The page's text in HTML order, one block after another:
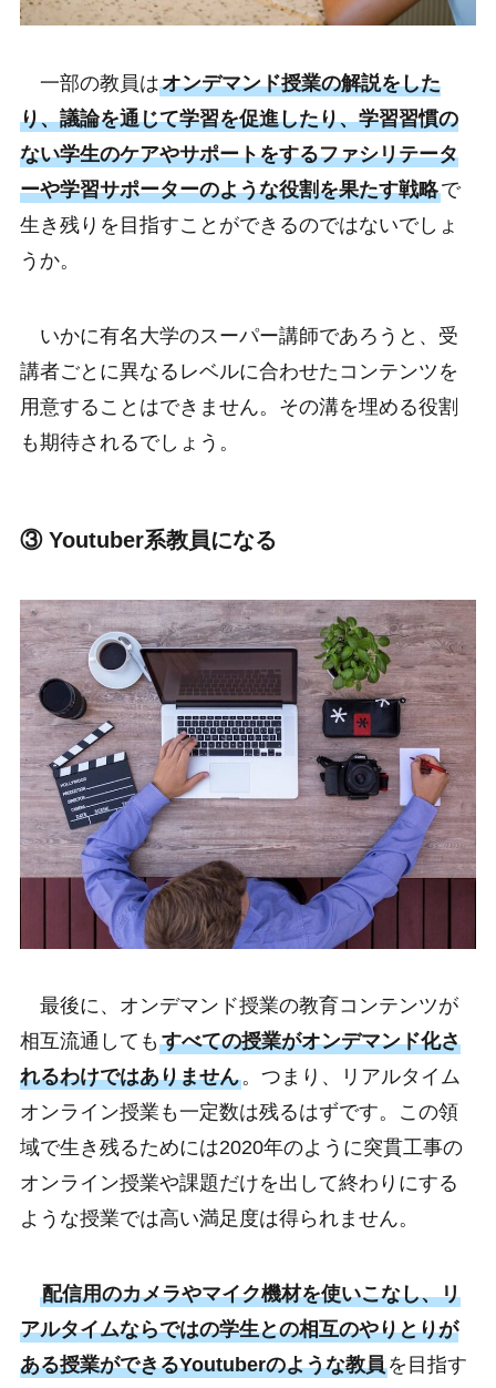
一部の教員はオンデマンド授業の解説をした
り、議論を通じて学習を促進したり、学習習慣の
ない学生のケアやサポートをするファシリテータ
ーや学習サポーターのような役割を果たす戦略で
生き残りを目指すことができるのではないでしょ
うか。
いかに有名大学のスーパー講師であろうと、受
講者ごとに異なるレベルに合わせたコンテンツを
用意することはできません。その溝を埋める役割
も期待されるでしょう。
③ Youtuber系教員になる
最後に、オンデマンド授業の教育コンテンツが
相互流通しても すべての授業がオンデマンド化さ
れるわけではありません。つまり、リアルタイム
オンライン授業も一定数は残るはずです。この領
域で生き残るためには2020年のように突貫工事の
オンライン授業や課題だけを出して終わりにする
ような授業では高い満足度は得られません。
配信用のカメラやマイク機材を使いこなし、リ
アルタイムならではの学生との相互のやりとりが
ある授業ができるYoutuberのような教員を目指す